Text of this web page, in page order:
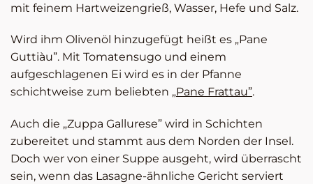
mit feinem Hartweizengrieß, Wasser, Hefe und Salz.
Wird ihm Olivenöl hinzugefügt heißt es „Pane
Guttiàu”. Mit Tomatensugo und einem
aufgeschlagenen Ei wird es in der Pfanne
schichtweise zum beliebten „Pane Frattau”.
Auch die „Zuppa Gallurese” wird in Schichten
zubereitet und stammt aus dem Norden der Insel.
Doch wer von einer Suppe ausgeht, wird überrascht
sein, wenn das Lasagne-ähnliche Gericht serviert